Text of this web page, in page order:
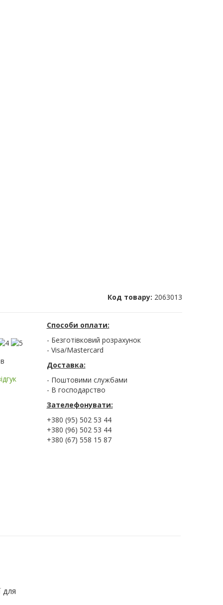
Код товару: 2063013
Способи оплати:
- Безготівковий розрахунок
- Visa/Mastercard
Доставка:
- Поштовими службами
- В господарство
Зателефонувати:
+380 (95) 502 53 44
+380 (96) 502 53 44
+380 (67) 558 15 87
для